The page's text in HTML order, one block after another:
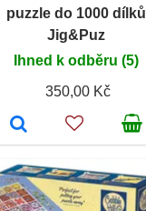
puzzle do 1000 dílků
Jig&Puz
Ihned k odběru (5)
350,00 Kč